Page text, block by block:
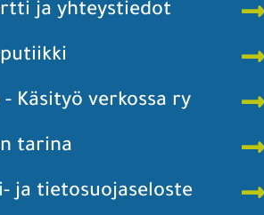
ja yhteystiedot
- Käsityö verkossa ry
tarina
ja tietosuojaseloste